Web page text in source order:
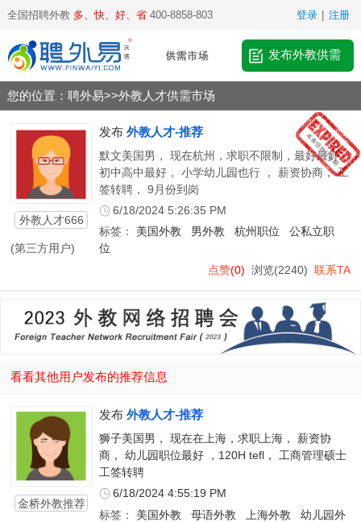
全国招聘外教 多、快、好、省400-8858-803 登录 注册
发布外教供需
您的位置： 聘外易>>外教人才供需市场
外教人才666
(第三方用户)
发布 外教人才-推荐
默文美国男， 现在杭州，求职不限制，最好最好
初中高中最好， 小学幼儿园也行 ， 薪资协商， 工
签转聘， 9月份到岗
6/18/2024 5:26:35 PM
标签： 美国外教 男外教 杭州职位
公私立职
位
点赞(0) 浏览(2240) 联系TA
看看其他用户发布的推荐信息
金桥外教推荐
发布 外教人才-推荐
狮子美国男， 现在在上海，求职上海， 薪资协
商， 幼儿园职位最好 ，120H tefl， 工商管理硕士
工签转聘
6/18/2024 4:55:19 PM
标签： 美国外教 母语外教 上海外教
幼儿园外